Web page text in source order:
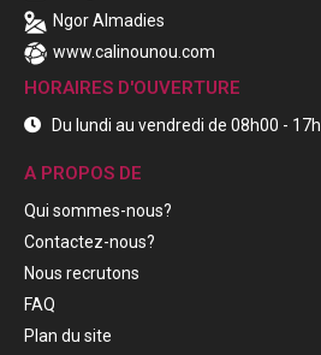
Ngor Almadies
www.calinounou.com
HORAIRES D'OUVERTURE
Du lundi au vendredi de 08h00 - 17h
A PROPOS DE
Qui sommes-nous?
Contactez-nous?
Nous recrutons
FAQ
Plan du site